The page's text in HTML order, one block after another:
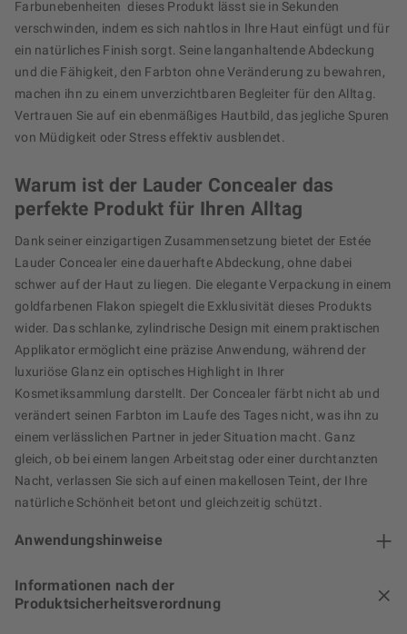
Farbunebenheiten  dieses Produkt lässt sie in Sekunden
verschwinden, indem es sich nahtlos in Ihre Haut einfügt und für
ein natürliches Finish sorgt. Seine langanhaltende Abdeckung
und die Fähigkeit, den Farbton ohne Veränderung zu bewahren,
machen ihn zu einem unverzichtbaren Begleiter für den Alltag.
Vertrauen Sie auf ein ebenmäßiges Hautbild, das jegliche Spuren
von Müdigkeit oder Stress effektiv ausblendet.
Warum ist der Lauder Concealer das
perfekte Produkt für Ihren Alltag
Dank seiner einzigartigen Zusammensetzung bietet der Estée
Lauder Concealer eine dauerhafte Abdeckung, ohne dabei
schwer auf der Haut zu liegen. Die elegante Verpackung in einem
goldfarbenen Flakon spiegelt die Exklusivität dieses Produkts
wider. Das schlanke, zylindrische Design mit einem praktischen
Applikator ermöglicht eine präzise Anwendung, während der
luxuriöse Glanz ein optisches Highlight in Ihrer
Kosmetiksammlung darstellt. Der Concealer färbt nicht ab und
verändert seinen Farbton im Laufe des Tages nicht, was ihn zu
einem verlässlichen Partner in jeder Situation macht. Ganz
gleich, ob bei einem langen Arbeitstag oder einer durchtanzten
Nacht, verlassen Sie sich auf einen makellosen Teint, der Ihre
natürliche Schönheit betont und gleichzeitig schützt.
Anwendungshinweise
Informationen nach der
Produktsicherheitsverordnung